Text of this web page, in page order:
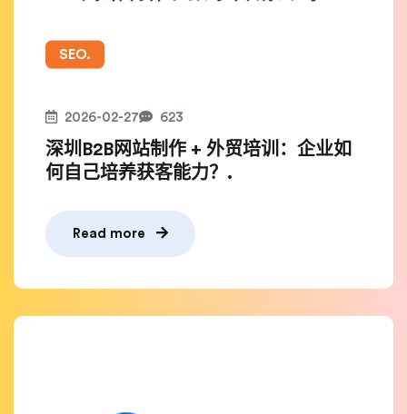
SEO.
2026-02-27 623
深圳B2B网站制作 + 外贸培训：企业如
何自己培养获客能力？.
Read more